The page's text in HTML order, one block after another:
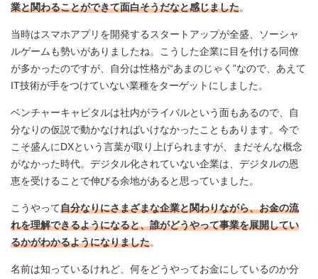
業と関わることができて面白そうだなと感じました。
当時はスマホアプリを開発するスタートアップが全盛、ソーシャ
ルゲームも勢いがありましたね。こうした企業に目を付ける同僚
が多かったのですが、自分は性格が“あまのじゃく”なので、あえて
IT技術が手をつけていない業種をターゲットにしました。
ベンチャーキャピタルは社内がライバルという面もあるので、自
分なりの仮説で動かなければいけなかったこともあります。今で
こそ盛んにDXという言葉が取り上げられますが、まだそんな概念
がなかった時代。デジタル化されていない企業は、デジタルの恩
恵を受けることで伸びる余地があると思っていました。
こうやって自分なりにさまざまな企業と関わりながら、お金の流
れを理解できるようになると、誰がどうやって事業を展開してい
るかがわかるようになりました。
名前は知っているけれど、何をどうやってお金にしているのか分